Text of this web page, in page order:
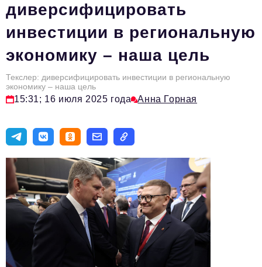
Ниши и рынки
Цитаты
Туризм
Новости
Импортозамещение
Топ-100 влиятельных людей Свердловской области
Авторские материалы
Видео
ТОП-100 влиятельных людей — 2025
Телефон редакции: +7 495 727-01-67
Электронные почты редакции:
диверсифицировать
инвестиции в региональную
экономику – наша цель
Текслер: диверсифицировать инвестиции в региональную
экономику – наша цель
15:31; 16 июля 2025 года Анна Горная